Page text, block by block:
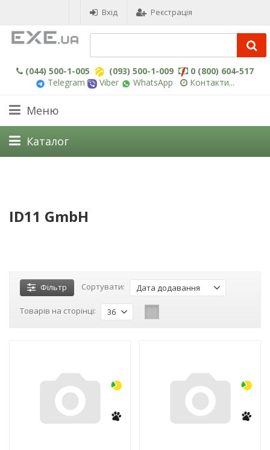
Вхід Реєстрація
(044) 500-1-005 (093) 500-1-009
0 (800) 604-517
Telegram
Viber WhatsApp Контакти...
Меню
Каталог
ID11 GmbH
Фільтр Сортувати: Дата додавання
Товарів на сторінці: 36